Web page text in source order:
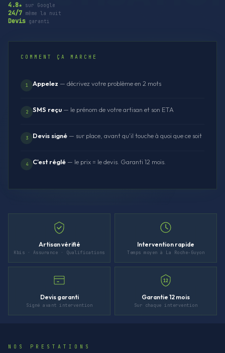
4.8★ sur Google
24/7 même la nuit
Devis garanti
COMMENT ÇA MARCHE
1 Appelez — décrivez votre problème en 2 mots
2 SMS reçu — le prénom de votre artisan et son ETA
3 Devis signé — sur place, avant qu'il touche à quoi que ce soit
4 C'est réglé — le prix = le devis. Garanti 12 mois.
Artisan vérifié
Kbis · Assurance · Qualifications
Intervention rapide
Temps moyen à La Roche-Guyon
Devis garanti
Signé avant intervention
12
Garantie 12 mois
Sur chaque intervention
NOS PRESTATIONS